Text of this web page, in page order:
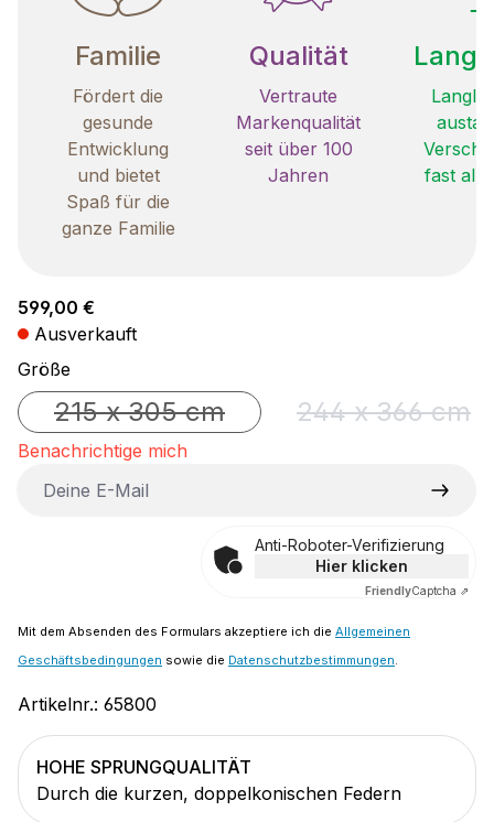
Familie
Fördert die
gesunde
Entwicklung
und bietet
Spaß für die
ganze Familie
Qualität
Vertraute
Markenqualität
seit über 100
Jahren
fast
Regulärer Preis:
599,00 €
Ausverkauft
Größeauswählen
215 x 305 cm(Diese Option ist zurzeit nicht verfügbar.)
244 x 366 cm
(Diese
Benachrichtige mich
Anti-Roboter-Verifizierung
Hier klicken
FriendlyCaptcha ⇗
Mit dem Absenden des Formulars akzeptiere ich die Allgemeinen
Geschäftsbedingungen sowie die Datenschutzbestimmungen.
Artikelnr.: 65800
HOHE SPRUNGQUALITÄT
Durch die kurzen, doppelkonischen Federn